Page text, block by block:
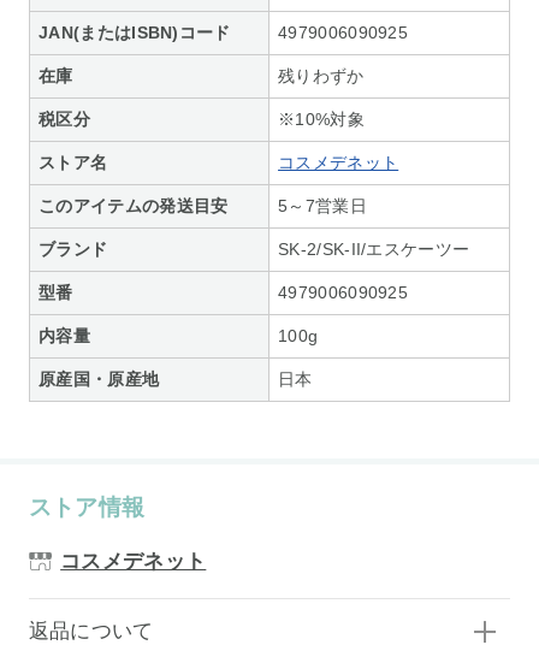
JAN(またはISBN)コード 4979006090925
在庫 残りわずか
税区分 ※10%対象
ストア名 コスメデネット
このアイテムの発送目安 5～7営業日
ブランド SK-2/SK-II/エスケーツー
型番 4979006090925
内容量 100g
原産国・原産地 日本
ストア情報
コスメデネット
返品について